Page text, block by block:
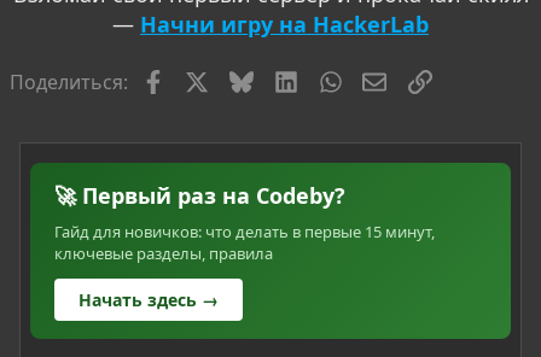
— Начни игру на HackerLab
Поделиться: FacebookBlueskyLinkedInWhatsAppЭлектронная
Ссылка
🚀 Первый раз на Codeby?
Гайд для новичков: что делать в первые 15 минут,
ключевые разделы, правила
Начать здесь →